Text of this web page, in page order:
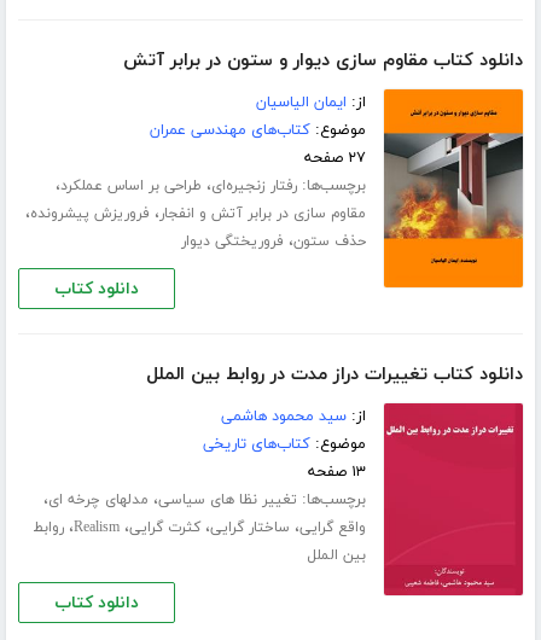
دانلود کتاب مقاوم سازی دیوار و ستون در برابر آتش
از: ایمان الیاسیان
موضوع:کتاب‌های مهندسی عمران
۲۷ صفحه
برچسب‌ها:رفتار زنجیره‌ای، طراحی بر اساس عملکرد،
مقاوم سازی در برابر آتش و انفجار، فروریزش پیشرونده،
حذف ستون، فروریختگی دیوار
دانلود کتاب
دانلود کتاب تغییرات دراز مدت در روابط بین الملل
از:سید محمود هاشمی
موضوع:کتاب‌های تاریخی
۱۳ صفحه
برچسب‌ها: تغییر نظا های سیاسی، مدلهای چرخه ای،
واقع گرایی، ساختار گرایی،کثرت گرایی،Realism،روابط
بین الملل
دانلود کتاب